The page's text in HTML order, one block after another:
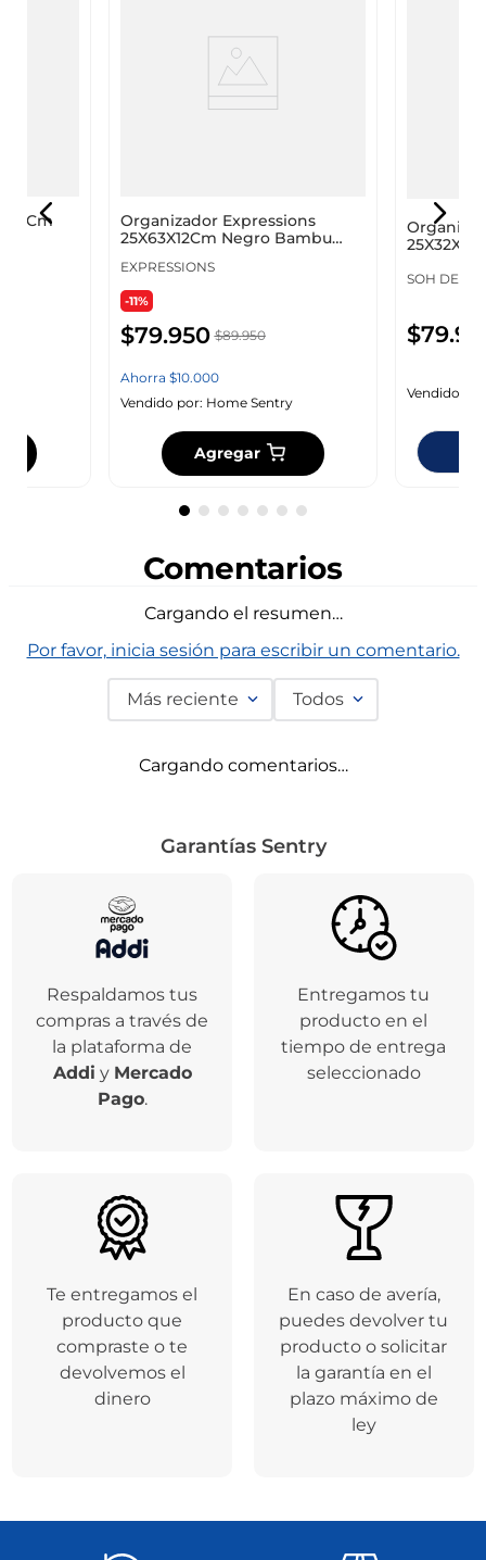
Organizador Expressions
25X63X12Cm Negro Bambu
EXPRESSIONS
-11%
$79.950 $89.950
Ahorra $10.000
Vendido por: Home Sentry
Agregar
SOH
$79.
Vendido
Comentarios
Cargando el resumen…
Por favor, inicia sesión para escribir un comentario.
Más reciente Todos
Cargando comentarios…
Garantías Sentry
Respaldamos tus
compras a través de
la plataforma de
Addi y Mercado
Pago.
Entregamos tu
producto en el
tiempo de entrega
seleccionado
Te entregamos el
producto que
compraste o te
devolvemos el
dinero
En caso de avería,
puedes devolver tu
producto o solicitar
la garantía en el
plazo máximo de
ley